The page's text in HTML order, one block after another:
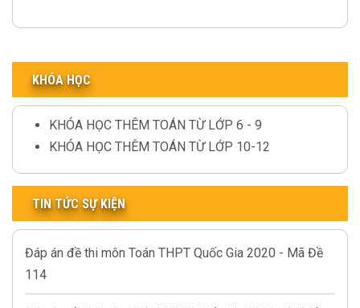
KHÓA HỌC
KHÓA HỌC THÊM TOÁN TỪ LỚP 6 - 9
KHÓA HỌC THÊM TOÁN TỪ LỚP 10-12
TIN TỨC SỰ KIỆN
Đáp án đề thi môn Toán THPT Quốc Gia 2020 - Mã Đề
114